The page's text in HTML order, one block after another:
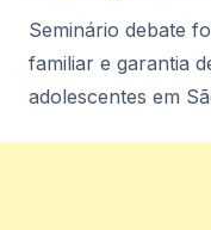
Notícias
Prefeitura realiza
Seminário debate
familiar e garantia
adolescentes em